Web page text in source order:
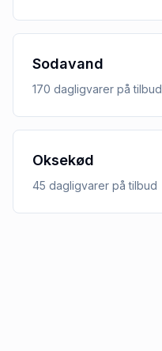
Sodavand
170 dagligvarer på tilbud
Oksekød
45 dagligvarer på tilbud